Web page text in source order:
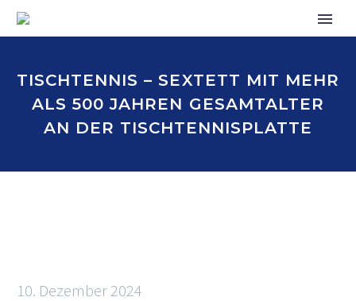
TISCHTENNIS – SEXTETT MIT MEHR
ALS 500 JAHREN GESAMTALTER
AN DER TISCHTENNISPLATTE
10. Dezember 2024